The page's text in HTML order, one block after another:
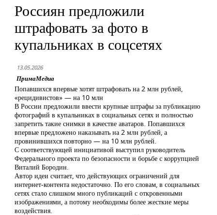
Россиян предложили
штрафовать за фото в
купальниках в соцсетях
13.05.2026
ПримаМедиа
Попавшихся впервые хотят штрафовать на 2 млн рублей,
«рецидивистов» — на 10 млн
В России предложили ввести крупные штрафы за публикацию
фотографий в купальниках в социальных сетях и полностью
запретить такие снимки в качестве аватаров. Попавшихся
впервые предложено наказывать на 2 млн рублей, а
провинившихся повторно — на 10 млн рублей.
С соответствующей инициативой выступил руководитель
Федерального проекта по безопасности и борьбе с коррупцией
Виталий Бородин.
Автор идеи считает, что действующих ограничений для
интернет-контента недостаточно. По его словам, в социальных
сетях стало слишком много публикаций с откровенными
изображениями, а потому необходимы более жесткие меры
воздействия.